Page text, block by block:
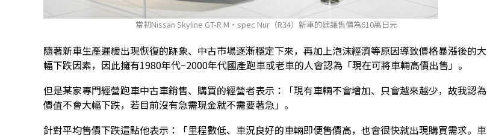
當初Nissan Skyline GT-R M・spec Nur（R34）新車的建議售價為610萬日元
隨著新車生產遲緩出現恢復的跡象、中古市場逐漸穩定下來，再加上泡沫經濟等原因導致價格暴漲後的大
幅下跌因素，因此擁有1980年代~2000年代國產跑車或老車的人會認為「現在可將車輛高價出售」。
但是某家專門經營跑車中古車銷售、購買的經營者表示：「現有車輛不會增加、只會越來越少，故我認為
價值不會大幅下跌，若目前沒有急需現金就不需要著急」。
針對平均售價下跌這點他表示：「里程數低、車況良好的車輛即便售價高，也會很快就出現購買需求。車